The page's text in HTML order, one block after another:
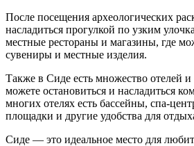
После посещения археологических
насладиться прогулкой по узким
местные рестораны и магазины, где
сувениры и местные изделия.
Также в Сиде есть множество отелей
можете остановиться и насладиться
многих отелях есть бассейны, спа-
площадки и другие удобства для
Сиде — это идеальное место для